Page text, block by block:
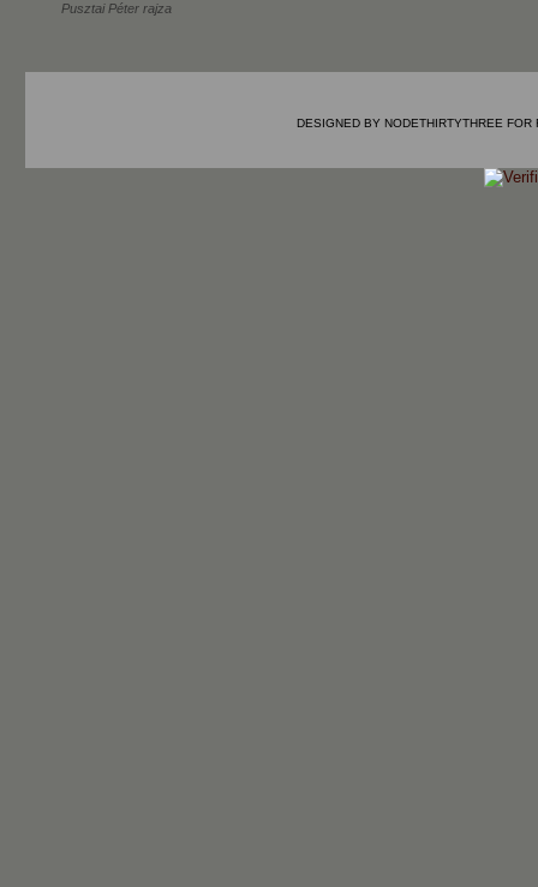
Pusztai Péter rajza
DESIGNED BY NODETHIRTYTHREE FOR